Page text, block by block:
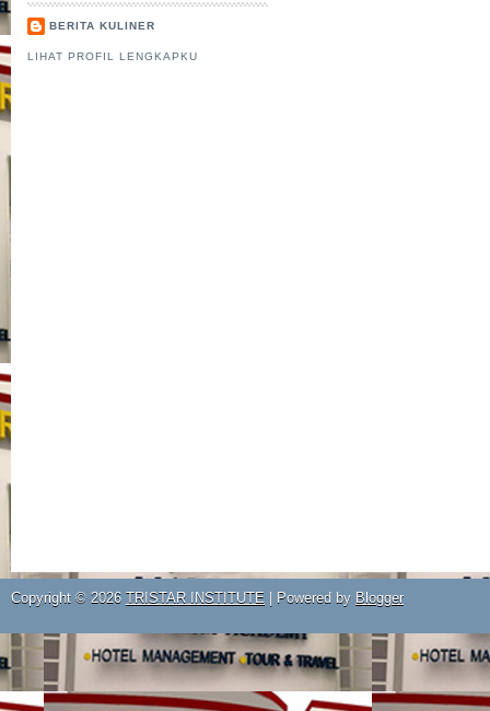
BERITA KULINER
LIHAT PROFIL LENGKAPKU
Copyright © 2026 TRISTAR INSTITUTE | Powered by Blogger